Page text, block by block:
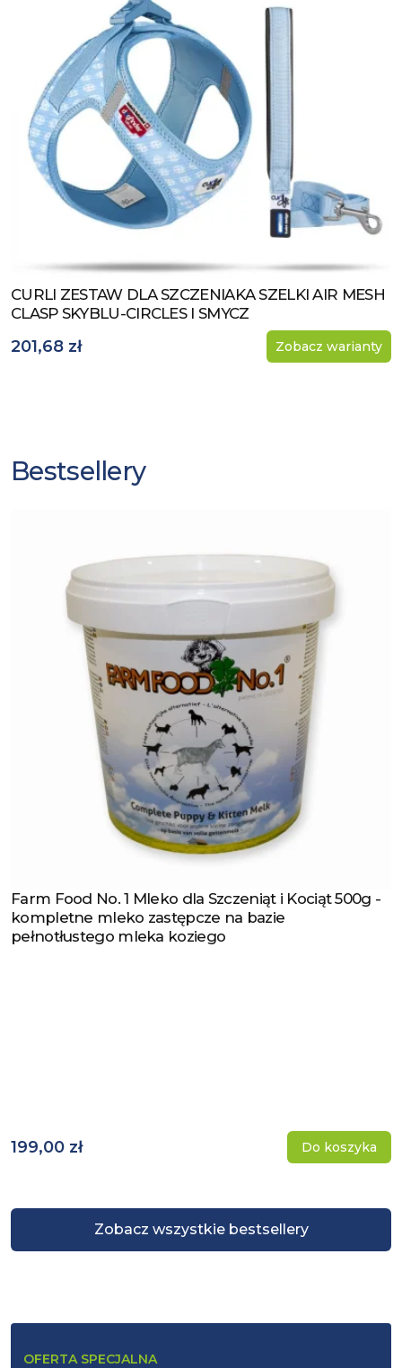
Zobacz produkt
CURLI ZESTAW DLA SZCZENIAKA SZELKI AIR MESH
CLASP SKYBLU-CIRCLES I SMYCZ
201,68 zł Zobacz warianty
Bestsellery
Zobacz wszystkie bestsellery
Zobacz produkt
Farm Food No. 1 Mleko dla Szczeniąt i Kociąt 500g -
kompletne mleko zastępcze na bazie
pełnotłustego mleka koziego
199,00 zł Do koszyka
OFERTA SPECJALNA